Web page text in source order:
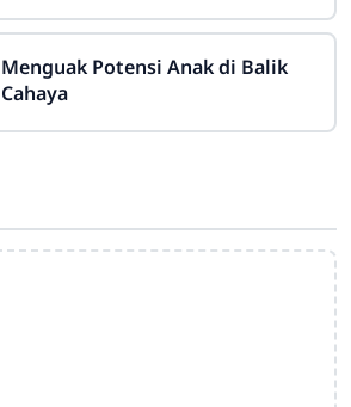
pemahaman konsep dan penguasaan
kompetensi secara
Menguak Potensi Anak di Balik
Cahaya